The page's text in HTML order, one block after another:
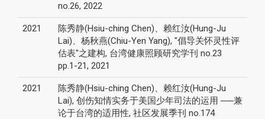
no.26, 2022
2021
陈秀静(Hsiu-ching Chen)、赖红汝(Hung-Ju
Lai)、杨秋燕(Chiu-Yen Yang), "倡导关怀灵性评
估表"之建构, 台湾健康照顾研究学刊 no.23
pp.1-21, 2021
2021
陈秀静(Hsiu-ching Chen)、赖红汝(Hung-Ju
Lai), 创伤知情实务于美国少年司法的运用 ──兼
论于台湾的适用性, 社区发展季刊 no.174